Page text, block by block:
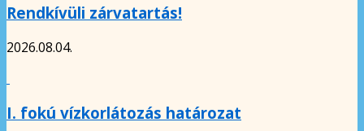
Rendkívüli zárvatartás!
2026.08.04.
I. fokú vízkorlátozás határozat